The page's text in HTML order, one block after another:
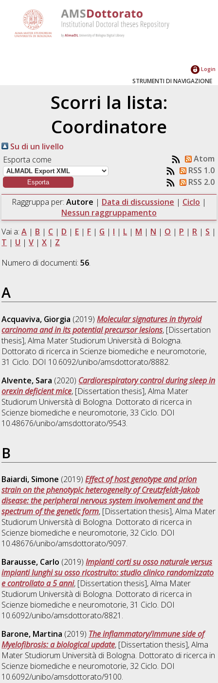
Login
STRUMENTI DI NAVIGAZIONE
Scorri la lista:
Coordinatore
Su di un livello
Esporta come
Atom
RSS 1.0
RSS 2.0
Raggruppa per: Autore | Data di discussione | Ciclo |
Nessun raggruppamento
Vai a:A | B | C | D | E | F | G | I | L | M | N | O | P | R | S |
T | U |V |X | Z
Numero di documenti:56.
A
Acquaviva, Giorgia (2019)Molecular signatures in thyroid
carcinoma and in its potential precursor lesions, [Dissertation
thesis], Alma Mater Studiorum Università di Bologna.
Dottorato di ricerca in Scienze biomediche e neuromotorie,
31 Ciclo. DOI 10.6092/unibo/amsdottorato/8882.
Alvente, Sara (2020) Cardiorespiratory control during sleep in
orexin deficient mice, [Dissertation thesis], Alma Mater
Studiorum Università di Bologna. Dottorato di ricerca in
Scienze biomediche e neuromotorie, 33 Ciclo. DOI
10.48676/unibo/amsdottorato/9543.
B
Baiardi, Simone (2019)Effect of host genotype and prion
strain on the phenotypic heterogeneity of Creutzfeldt-Jakob
disease: the peripheral nervous system involvement and the
spectrum of the genetic form, [Dissertation thesis], Alma Mater
Studiorum Università di Bologna. Dottorato di ricerca in
Scienze biomediche e neuromotorie, 32 Ciclo. DOI
10.48676/unibo/amsdottorato/9097.
Barausse, Carlo (2019)Impianti corti su osso naturale versus
impianti lunghi su osso ricostruito: studio clinico randomizzato
e controllato a 5 anni, [Dissertation thesis], Alma Mater
Studiorum Università di Bologna. Dottorato di ricerca in
Scienze biomediche e neuromotorie, 31 Ciclo. DOI
10.6092/unibo/amsdottorato/8821.
Barone, Martina (2019) The inflammatory/immune side of
Myelofibrosis: a biological update, [Dissertation thesis], Alma
Mater Studiorum Università di Bologna. Dottorato di ricerca in
Scienze biomediche e neuromotorie, 32 Ciclo. DOI
10.6092/unibo/amsdottorato/9100.